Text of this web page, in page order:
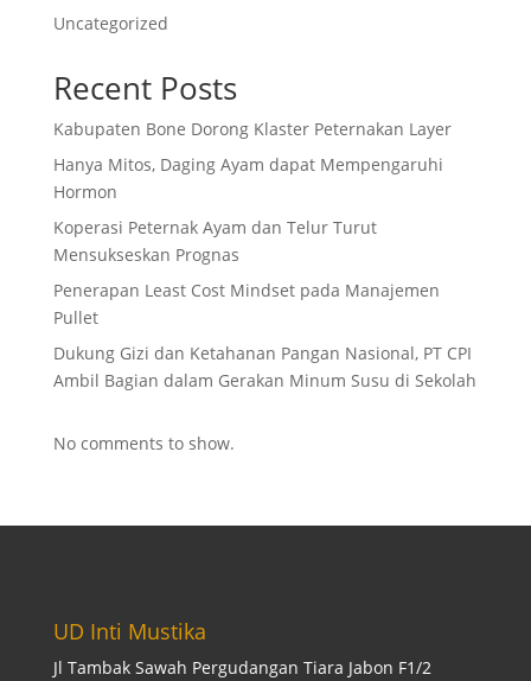
Uncategorized
Recent Posts
Kabupaten Bone Dorong Klaster Peternakan Layer
Hanya Mitos, Daging Ayam dapat Mempengaruhi
Hormon
Koperasi Peternak Ayam dan Telur Turut
Mensukseskan Prognas
Penerapan Least Cost Mindset pada Manajemen
Pullet
Dukung Gizi dan Ketahanan Pangan Nasional, PT CPI
Ambil Bagian dalam Gerakan Minum Susu di Sekolah
No comments to show.
UD Inti Mustika
Jl Tambak Sawah Pergudangan Tiara Jabon F1/2